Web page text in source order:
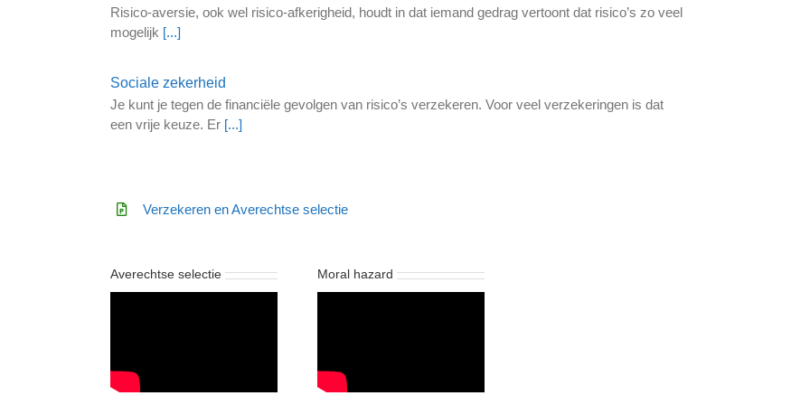
Risico-aversie, ook wel risico-afkerigheid, houdt in dat iemand gedrag vertoont dat risico’s zo veel
mogelijk [...]
Sociale zekerheid
Je kunt je tegen de financiële gevolgen van risico’s verzekeren. Voor veel verzekeringen is dat
een vrije keuze. Er [...]
Verzekeren en Averechtse selectie
Averechtse selectie Moral hazard